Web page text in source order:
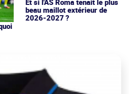
Et si l'AS Roma tenait le plus
beau maillot extérieur de
2026-2027 ?